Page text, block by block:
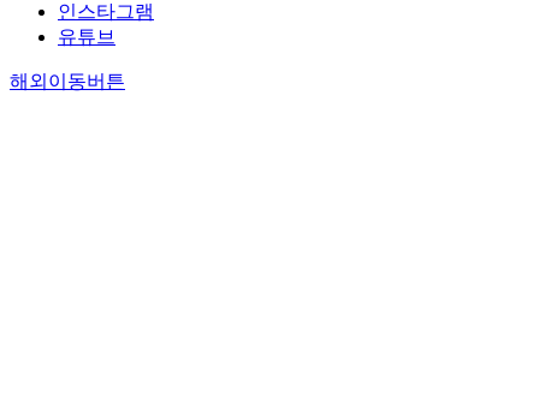
인스타그램
유튜브
해외이동버튼